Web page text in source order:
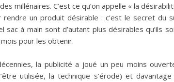
millénaires. C’est ce qu’on appelle « la
rendre un produit désirable : c’est le secret du
à main sont d’autant plus désirables qu’ils
pour les obtenir.
la publicité a joué un peu moins
utilisée, la technique s’érode) et